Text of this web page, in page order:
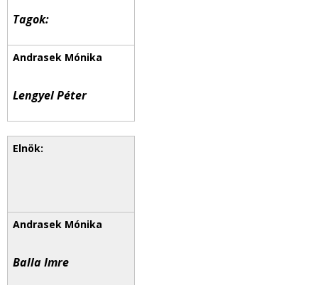
Tagok:
Lengyel Péter
Balla Imre